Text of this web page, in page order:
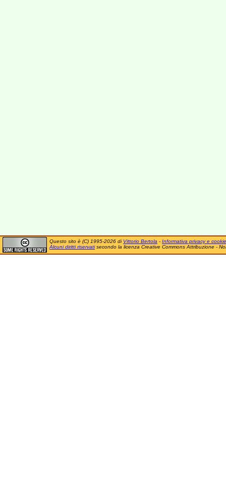
Questo sito è (C) 1995-2026 di Vittorio Bertola - Informativa privacy e cookie
Alcuni diritti riservatisecondo la licenza Creative Commons Attribuzione -